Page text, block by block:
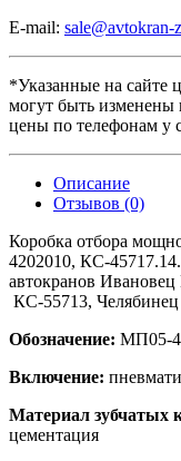
E-mail: sale@avtokran-
*Указанные на сайте
могут быть изменены
цены по телефонам у
Описание
Отзывов (0)
Коробка отбора
4202010, КС-
автокранов
КС-55713,
Обозначение: МП05-
Включение:
Материал зубчатых
цементация